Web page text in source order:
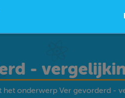
-
onderwerp Ver gevorderd -